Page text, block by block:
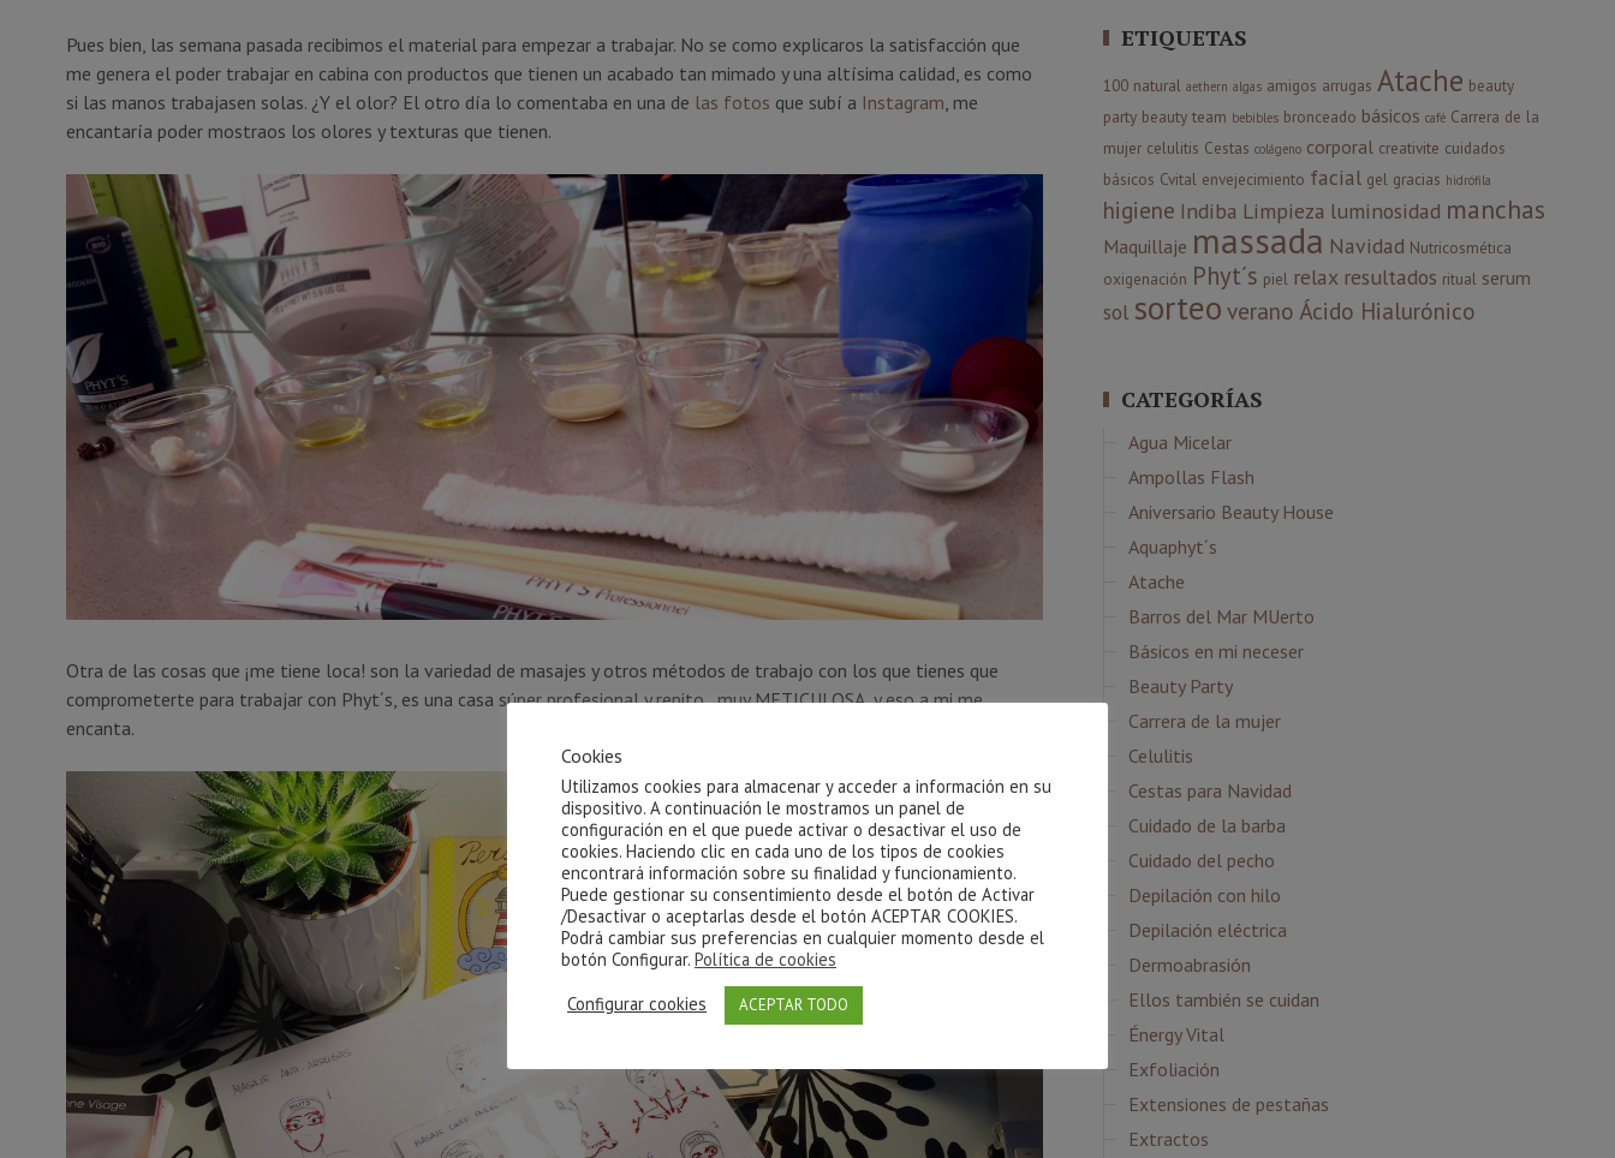
Pues bien, las semana pasada recibimos el material para empezar a trabajar. No se como explicaros la satisfacción que
me genera el poder trabajar en cabina con productos que tienen un acabado tan mimado y una altísima calidad, es como
si las manos trabajasen solas. ¿Y el olor? El otro día lo comentaba en una de las fotos que subí a Instagram , me
encantaría poder mostraos los olores y texturas que tienen.
Otra de las cosas que ¡me tiene loca! son la variedad de masajes y otros métodos de trabajo con los que tienes que
comprometerte para trabajar con Phyt´s, es una casa súper profesional y repito, muy METICULOSA, y eso a mi me
encanta.
ETIQUETAS
100 natural aethern algas amigos arrugas Atache beauty
party beauty team bebibles bronceado básicos café Carrera de la
mujer celulitis Cestas colágeno corporal creativite cuidados
básicos Cvital envejecimiento facial gel gracias hidrófila
higiene Indiba Limpieza luminosidad manchas
Maquillaje massada Navidad Nutricosmética
oxigenación Phyt´s piel relax resultados ritual serum
sol sorteo verano Ácido Hialurónico
CATEGORÍAS
Agua Micelar
Ampollas Flash
Aniversario Beauty House
Aquaphyt´s
Atache
Barros del Mar MUerto
Básicos en mi neceser
Beauty Party
Carrera de la mujer
Celulitis
Cestas para Navidad
Cuidado de la barba
Cuidado del pecho
Depilación con hilo
Depilación eléctrica
Dermoabrasión
Ellos también se cuidan
Énergy Vital
Exfoliación
Extensiones de pestañas
Extractos
Cookies
Utilizamos cookies para almacenar y acceder a información en su
dispositivo. A continuación le mostramos un panel de
configuración en el que puede activar o desactivar el uso de
cookies. Haciendo clic en cada uno de los tipos de cookies
encontrará información sobre su finalidad y funcionamiento.
Puede gestionar su consentimiento desde el botón de Activar
/Desactivar o aceptarlas desde el botón ACEPTAR COOKIES.
Podrá cambiar sus preferencias en cualquier momento desde el
botón Configurar. Política de cookies
Configurar cookies
ACEPTAR TODO